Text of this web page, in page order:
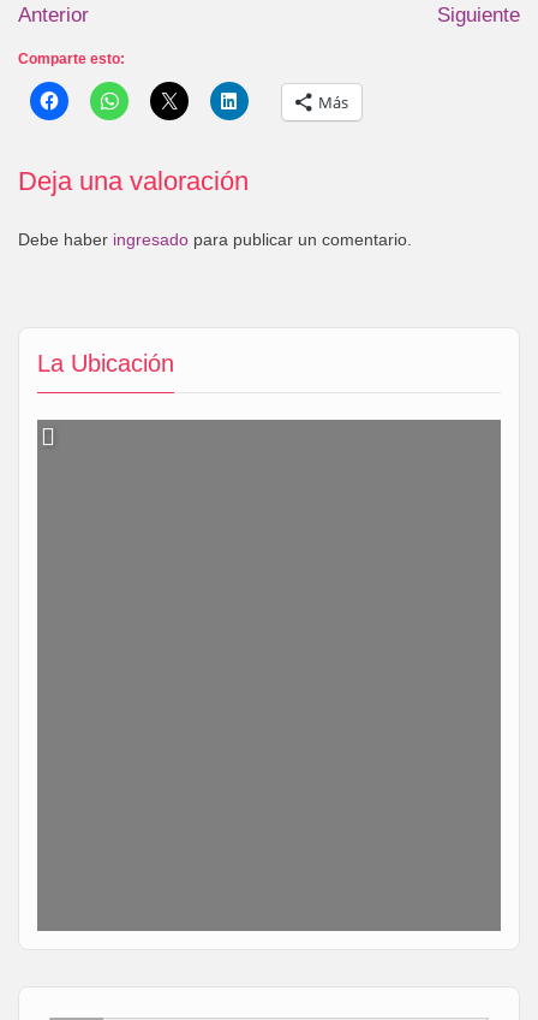
La Ubicación
Anterior Siguiente
Comparte esto:
Más
Deja una valoración
Debe haber ingresado para publicar un comentario.